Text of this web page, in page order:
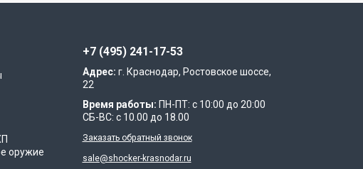
оружие
+7 (495) 241-17-53
Адрес: г. Краснодар, Ростовское шоссе,
22
Время работы: ПН-ПТ: с 10:00 до 20:00
СБ-ВС: с 10.00 до 18.00
Заказать обратный звонок
sale@shocker-krasnodar.ru